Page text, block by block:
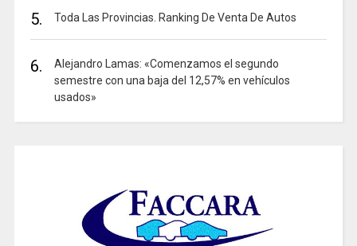
5. Toda Las Provincias. Ranking De Venta De Autos
6.
Alejandro Lamas: «Comenzamos el segundo
semestre con una baja del 12,57% en vehículos
usados»